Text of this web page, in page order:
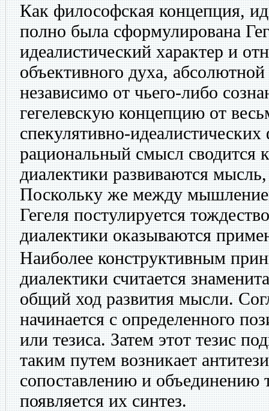
Как философская концепция,
полно была сформулирована
идеалистический характер и
объективного духа,
независимо от чьего-либо
гегелевскую концепцию от
спекулятивно-
рациональный смысл сводится
диалектики развиваются
Поскольку же между
Гегеля постулируется
диалектики оказываются
Наиболее конструктивным
диалектики считается
общий ход развития мысли.
начинается с определенного
или тезиса. Затем этот тезис
таким путем возникает
сопоставлению и объединению
появляется их синтез.